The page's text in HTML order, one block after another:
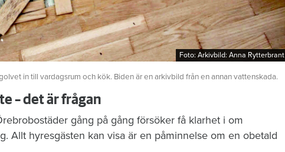
Foto: Arkivbild: Anna Rytterbrant
Foto: Arkivbild: Anna Rytterbrant
in till vardagsrum och kök. Biden är en arkivbild från en annan vattenskada.
– det är frågan
gång på gång försöker få klarhet i om
Allt hyresgästen kan visa är en påminnelse om en obetald